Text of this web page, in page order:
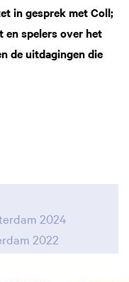
in gesprek met Coll;
en spelers over het
de uitdagingen die
2024
2022